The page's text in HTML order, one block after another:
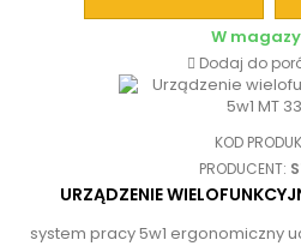
W
Dodaj do
KOD
PRODUCENT:
URZĄDZENIE
system pracy 5w1 ergonomiczny